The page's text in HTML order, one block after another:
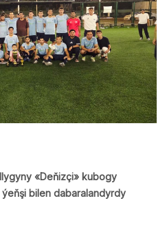
«Deňizçi» kubogy
bilen dabaralandyrdy